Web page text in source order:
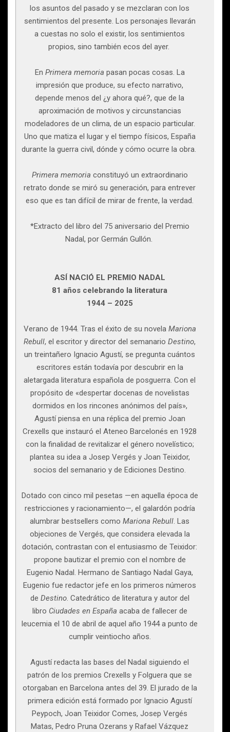
los asuntos del pasado y se mezclaran con los
sentimientos del presen­te. Los personajes llevarán
a cuestas no solo el existir, los sentimientos
propios, sino también ecos del ayer.
En Prime­ra memoria pasan pocas cosas. La
impresión que produce, su efecto narrativo,
depende menos del ¿y ahora qué?, que de la
aproximación de motivos y circunstancias
modelado­res de un clima, de un espacio particular.
Uno que matiza el lugar y el tiempo físicos, España
durante la guerra civil, dónde y cómo ocurre la obra.
Primera memoria constituyó un extraordinario
retrato donde se miró su generación, para entrever
eso que es tan difícil de mirar de frente, la verdad.
*Extracto del libro del 75 aniversario del Premio
Nadal, por Germán Gullón.
ASÍ NACIÓ EL PREMIO NADAL
81 años celebrando la literatura
1944 – 2025
Verano de 1944. Tras el éxito de su novela Mariona
Rebull, el escritor y director del semanario Destino,
un treintañero Ignacio Agustí, se pregunta cuántos
escritores están todavía por descubrir en la
aletargada literatura española de posguerra. Con el
propósito de «despertar docenas de novelistas
dormidos en los rincones anónimos del país»,
Agustí piensa en una réplica del premio Joan
Crexells que instauró el Ateneo Barcelonés en 1928
con la finalidad de revitalizar el género novelístico;
plantea su idea a Josep Vergés y Joan Teixidor,
socios del semanario y de Ediciones Destino.
Dotado con cinco mil pesetas —en aquella época de
restricciones y racionamiento—, el galardón podría
alumbrar bestsellers como Mariona Rebull. Las
objeciones de Vergés, que considera elevada la
dotación, contrastan con el entusiasmo de Teixidor:
propone bautizar el premio con el nombre de
Eugenio Nadal. Hermano de Santiago Nadal Gaya,
Eugenio fue redactor jefe en los primeros números
de Destino. Catedrático de literatura y autor del
libro Ciudades en España acaba de fallecer de
leucemia el 10 de abril de aquel año 1944 a punto de
cumplir veintiocho años.
Agustí redacta las bases del Nadal siguiendo el
patrón de los premios Crexells y Folguera que se
otorgaban en Barcelona antes del 39. El jurado de la
primera edición está formado por Ignacio Agustí
Peypoch, Joan Teixidor Comes, Josep Vergés
Matas, Pedro Pruna Ozerans y Rafael Vázquez